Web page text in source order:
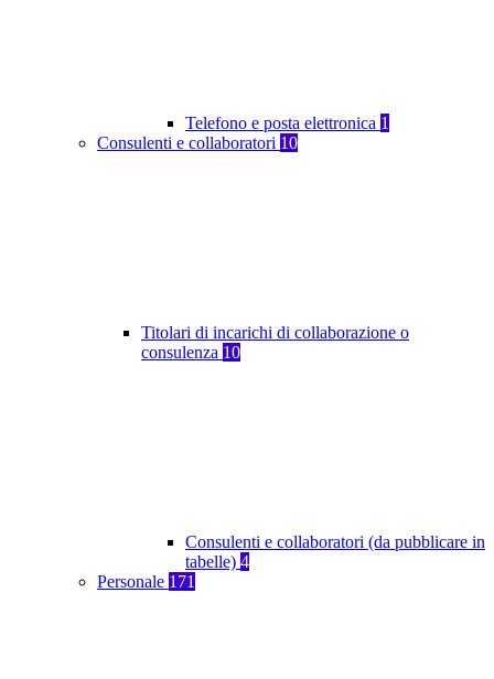
Telefono e posta elettronica 1
Consulenti e collaboratori 10
Titolari di incarichi di collaborazione o
consulenza 10
Consulenti e collaboratori (da pubblicare in
tabelle) 4
Personale 171